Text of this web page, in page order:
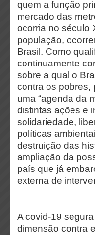
quem a função
mercado das
ocorria no século
população,
Brasil. Como
continuamente
sobre a qual o
contra os pobres,
uma “agenda da
distintas ações e
solidariedade,
políticas
destruição das
ampliação da
país que já
externa de
A covid-19
dimensão contra